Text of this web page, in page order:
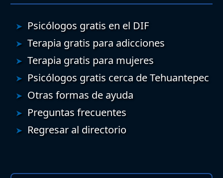
Psicólogos gratis en el DIF
Terapia gratis para adicciones
Terapia gratis para mujeres
Psicólogos gratis cerca de Tehuantepec
Otras formas de ayuda
Preguntas frecuentes
Regresar al directorio